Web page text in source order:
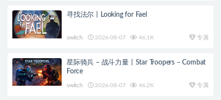
寻找法尔丨Looking for Fael
switch 2026-08-07 46.1K 专属
星际骑兵 – 战斗力量丨Star Troopers – Combat
Force
switch 2026-08-07 46.2K 专属